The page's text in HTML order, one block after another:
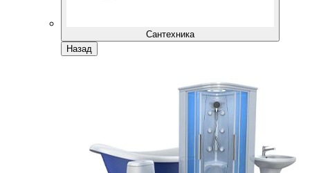
Сантехника
Назад